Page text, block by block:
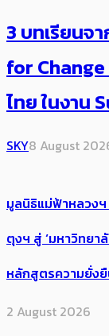
3 บทเรียนจ
for
ไทย ในงาน
SKY8 August
มูลนิธิแม่ฟ้าหลวง
ตุงฯ สู่ ‘มหาวิทย
หลักสูตรความยั่ง
2 August 2026